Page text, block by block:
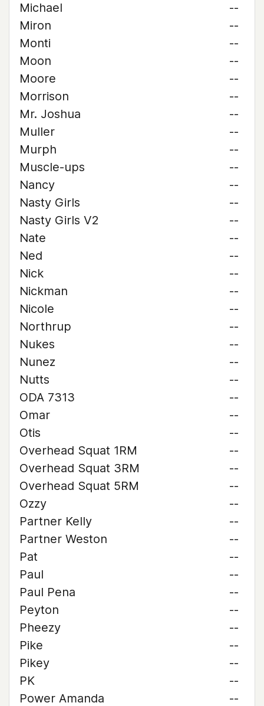
Michael
--
Miron
--
Monti
--
Moon
--
Moore
--
Morrison
--
Mr. Joshua
--
Muller
--
Murph
--
Muscle-ups
--
Nancy
--
Nasty Girls
--
Nasty Girls V2
--
Nate
--
Ned
--
Nick
--
Nickman
--
Nicole
--
Northrup
--
Nukes
--
Nunez
--
Nutts
--
ODA 7313
--
Omar
--
Otis
--
Overhead Squat 1RM
--
Overhead Squat 3RM
--
Overhead Squat 5RM
--
Ozzy
--
Partner Kelly
--
Partner Weston
--
Pat
--
Paul
--
Paul Pena
--
Peyton
--
Pheezy
--
Pike
--
Pikey
--
PK
--
Power Amanda
--